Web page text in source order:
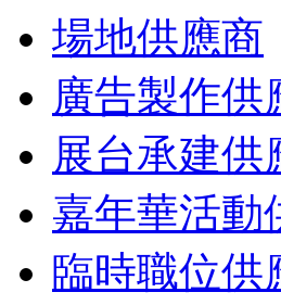
場地供應商
廣告製作供
展台承建供
嘉年華活動
臨時職位供